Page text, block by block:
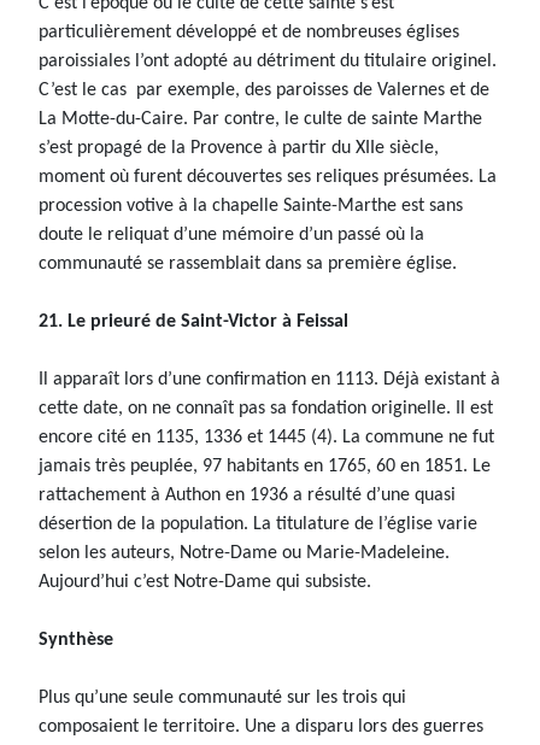
particulièrement développé et de nombreuses églises
paroissiales l’ont adopté au détriment du titulaire originel.
C’est le cas par exemple, des paroisses de Valernes et de
La Motte-du-Caire. Par contre, le culte de sainte Marthe
s’est propagé de la Provence à partir du XIIe siècle,
moment où furent découvertes ses reliques présumées. La
procession votive à la chapelle Sainte-Marthe est sans
doute le reliquat d’une mémoire d’un passé où la
communauté se rassemblait dans sa première église.
21. Le prieuré de Saint-Victor à Feissal
Il apparaît lors d’une confirmation en 1113. Déjà existant à
cette date, on ne connaît pas sa fondation originelle. Il est
encore cité en 1135, 1336 et 1445 (4). La commune ne fut
jamais très peuplée, 97 habitants en 1765, 60 en 1851. Le
rattachement à Authon en 1936 a résulté d’une quasi
désertion de la population. La titulature de l’église varie
selon les auteurs, Notre-Dame ou Marie-Madeleine.
Aujourd’hui c’est Notre-Dame qui subsiste.
Synthèse
Plus qu’une seule communauté sur les trois qui
composaient le territoire. Une a disparu lors des guerres